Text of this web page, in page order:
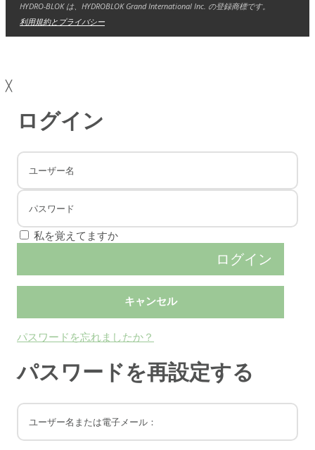
HYDRO-BLOK は、HYDROBLOK Grand International Inc. の登録商標です。
利用規約とプライバシー
╳
ログイン
私を覚えてますか
パスワードを忘れましたか？
パスワードを再設定する